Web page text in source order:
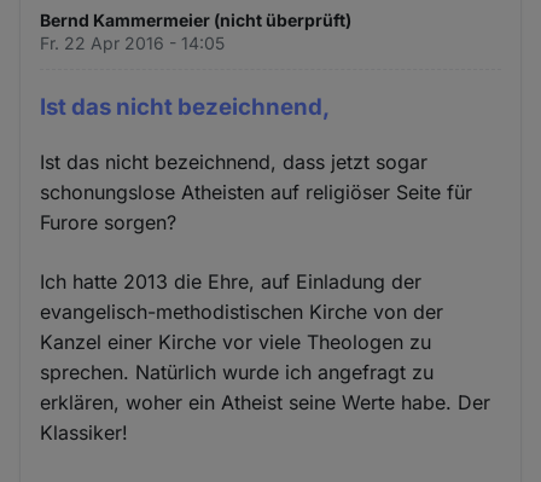
Bernd Kammermeier (nicht überprüft)
Fr. 22 Apr 2016 - 14:05
Ist das nicht bezeichnend,
Ist das nicht bezeichnend, dass jetzt sogar
schonungslose Atheisten auf religiöser Seite für
Furore sorgen?
Ich hatte 2013 die Ehre, auf Einladung der
evangelisch-methodistischen Kirche von der
Kanzel einer Kirche vor viele Theologen zu
sprechen. Natürlich wurde ich angefragt zu
erklären, woher ein Atheist seine Werte habe. Der
Klassiker!